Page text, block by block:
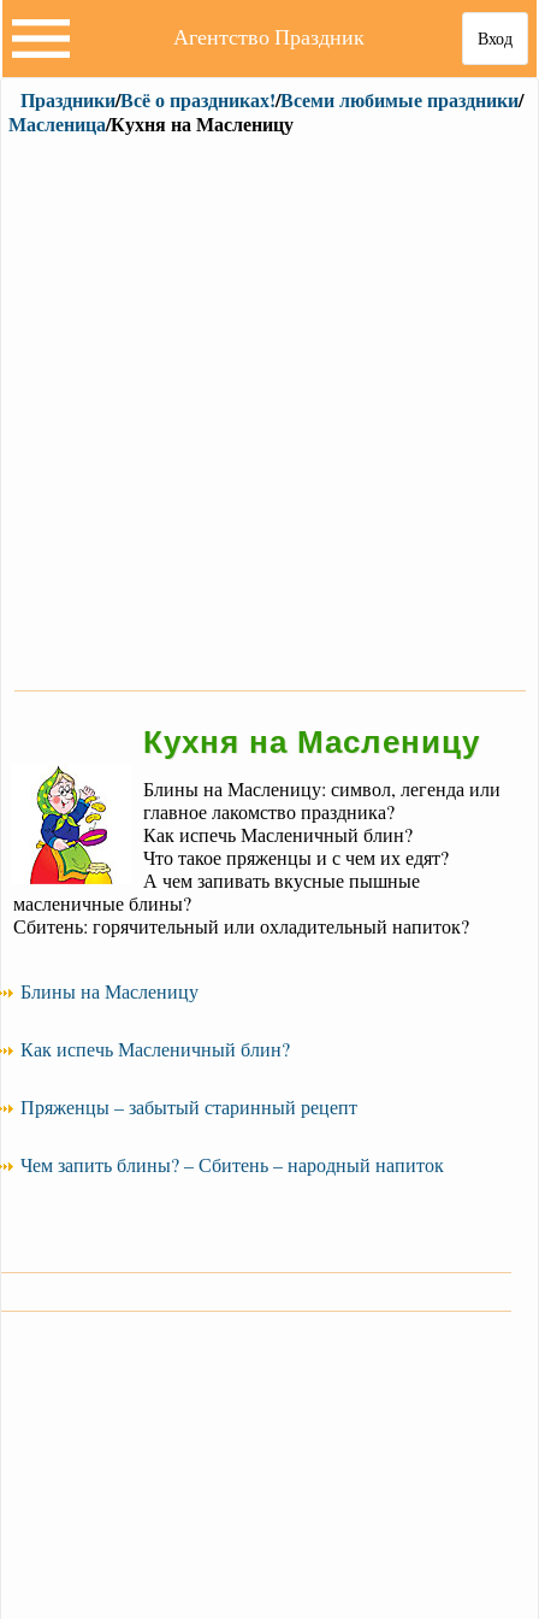
Вход
Агентство Праздник
Праздники/Всё о праздниках!/Всеми любимые праздники/
Масленица/Кухня на Масленицу
Кухня на Масленицу
Блины на Масленицу: символ, легенда или
главное лакомство праздника?
Как испечь Масленичный блин?
Что такое пряженцы и с чем их едят?
А чем запивать вкусные пышные
масленичные блины?
Сбитень: горячительный или охладительный напиток?
Блины на Масленицу
Как испечь Масленичный блин?
Пряженцы – забытый старинный рецепт
Чем запить блины? – Сбитень – народный напиток